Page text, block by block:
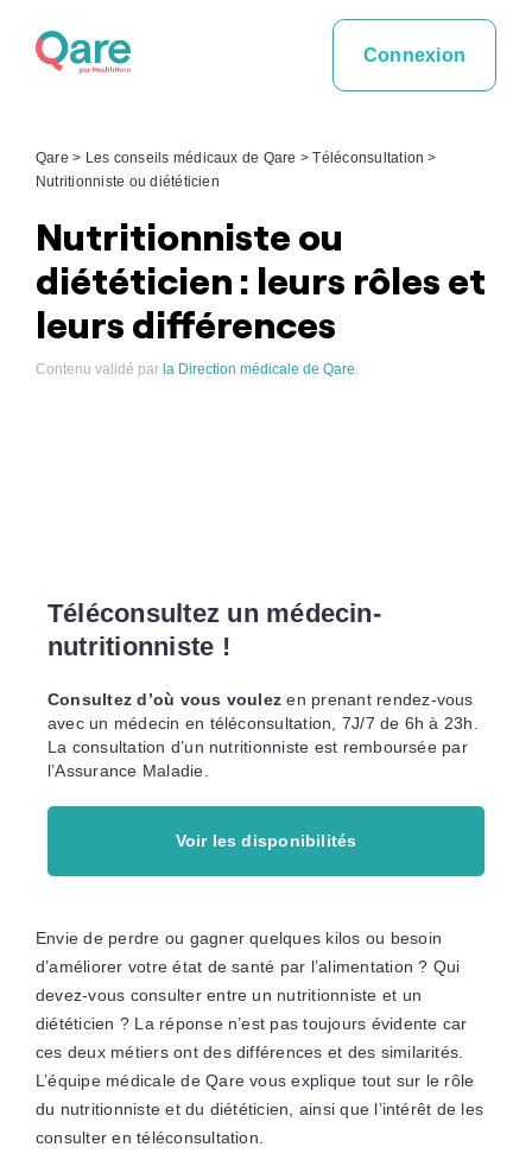
Connexion
Qare > Les conseils médicaux de Qare >Téléconsultation >
Nutritionniste ou diététicien
Nutritionniste ou
diététicien : leurs rôles et
leurs différences
Contenu validé par la Direction médicale de Qare.
Téléconsultez un médecin-
nutritionniste !
Consultez d’où vous voulez en prenant rendez-vous
avec un médecin en téléconsultation, 7J/7 de 6h à 23h.
La consultation d’un nutritionniste est remboursée par
l’Assurance Maladie.
Voir les disponibilités
Envie de perdre ou gagner quelques kilos ou besoin
d’améliorer votre état de santé par l’alimentation ? Qui
devez-vous consulter entre un nutritionniste et un
diététicien ? La réponse n’est pas toujours évidente car
ces deux métiers ont des différences et des similarités.
L’équipe médicale de Qare vous explique tout sur le rôle
du nutritionniste et du diététicien, ainsi que l’intérêt de les
consulter en téléconsultation.